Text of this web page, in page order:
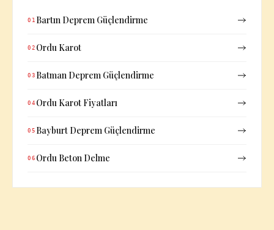
01 Bartın Deprem Güçlendirme
02 Ordu Karot
03 Batman Deprem Güçlendirme
04 Ordu Karot Fiyatları
05 Bayburt Deprem Güçlendirme
06 Ordu Beton Delme